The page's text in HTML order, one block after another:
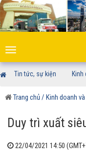
Toggle
navigation
Tin tức, sự kiện
Trang chủ/ Kinh doanh
Duy trì xuất
22/04/2021 14:50